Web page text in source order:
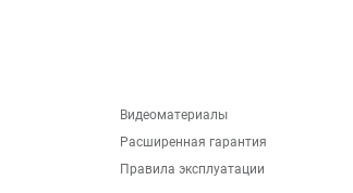
Видеоматериалы
Расширенная гарантия
Правила эксплуатации